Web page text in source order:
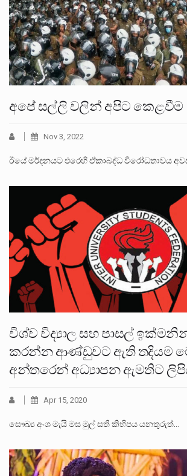
අපේ සල්ලි වලින් අපිට කෙළවීම
Nov 3, 2022
ඊයේ මර්දනයට එරෙහි ඒකාබද්ධ විරෝධතාවය
විශ්ව විද්‍යාල සහ පාසල්
කරන්න ආණ්ඩුවට ඇති තදියම
අන්තරෙන් අධ්‍යාපන ඇමතිට
Apr 15, 2020
සෞඛ්‍ය අංශ මැයි මස මුල් සති කිහිපය යනතුරුත්…